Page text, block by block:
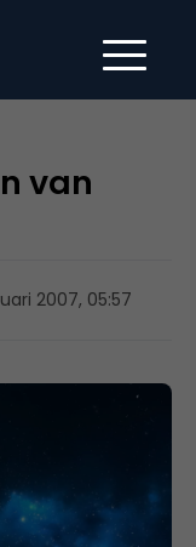
van
2007, 05:57